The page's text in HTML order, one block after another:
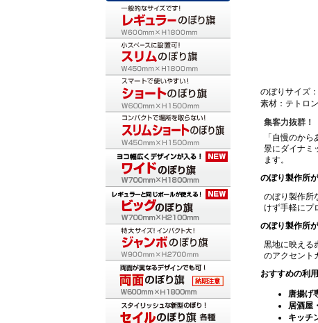
のぼりサイズ
素材：テトロ
集客力抜群！
「自慢のか
景にダイナミ
ます。
のぼり製作所
のぼり製作所
けず手軽にプ
のぼり製作所
黒地に映える
のアクセント
おすすめの利
唐揚げ
居酒屋
キッチ